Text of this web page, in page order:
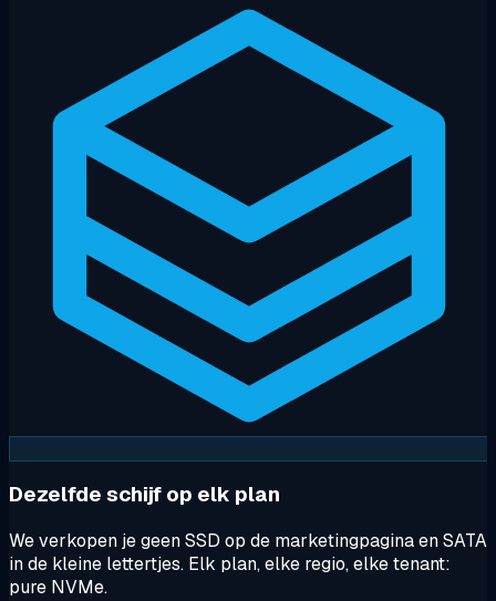
Dezelfde schijf op elk plan
We verkopen je geen SSD op de marketingpagina en SATA
in de kleine lettertjes. Elk plan, elke regio, elke tenant:
pure NVMe.